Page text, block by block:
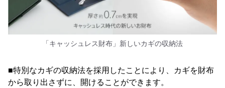
「キャッシュレス財布」新しいカギの収納法
■特別なカギの収納法を採用したことにより、カギを財布
から取り出さずに、開けることができます。